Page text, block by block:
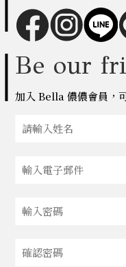
Be our
加入 Bella 儂儂會員，